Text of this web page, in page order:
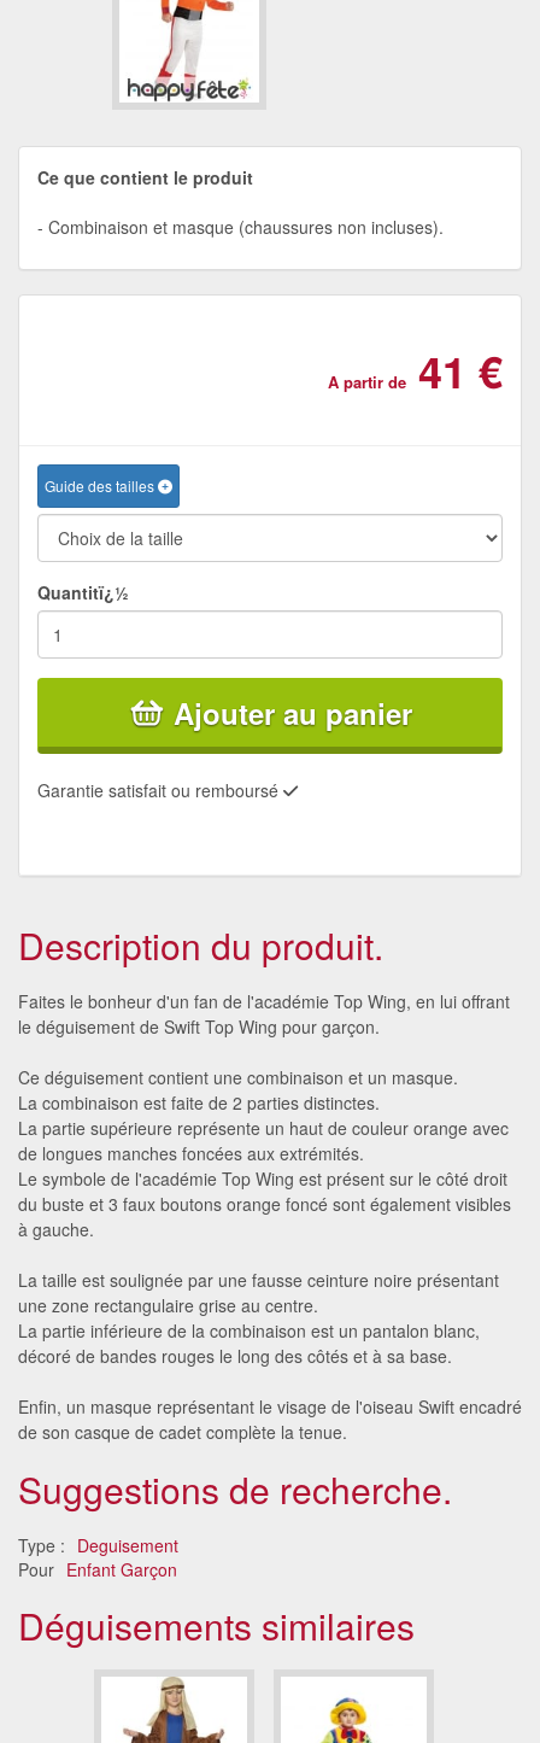
Ce que contient le produit
Combinaison et masque (chaussures non incluses).
A partir de 41 €
Guide des tailles
Quantitï¿½
Ajouter au panier
Garantie satisfait ou remboursé
Description du produit.
Faites le bonheur d'un fan de l'académie Top Wing, en lui offrant
le déguisement de Swift Top Wing pour garçon.
Ce déguisement contient une combinaison et un masque.
La combinaison est faite de 2 parties distinctes.
La partie supérieure représente un haut de couleur orange avec
de longues manches foncées aux extrémités.
Le symbole de l'académie Top Wing est présent sur le côté droit
du buste et 3 faux boutons orange foncé sont également visibles
à gauche.
La taille est soulignée par une fausse ceinture noire présentant
une zone rectangulaire grise au centre.
La partie inférieure de la combinaison est un pantalon blanc,
décoré de bandes rouges le long des côtés et à sa base.
Enfin, un masque représentant le visage de l'oiseau Swift encadré
de son casque de cadet complète la tenue.
Suggestions de recherche.
Type : Deguisement
Pour Enfant Garçon
Déguisements similaires